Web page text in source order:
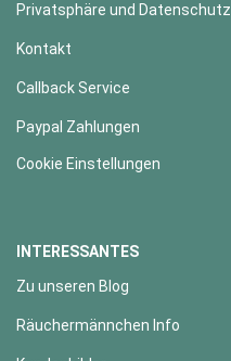
Privatsphäre und Datenschutz
Kontakt
Callback Service
Paypal Zahlungen
Cookie Einstellungen
INTERESSANTES
Zu unseren Blog
Räuchermännchen Info